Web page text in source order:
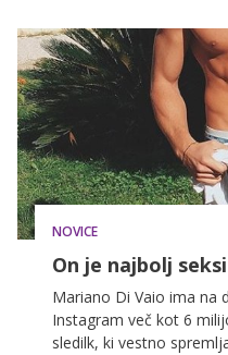
NOVICE
On je najbolj
Mariano Di Vaio ima na
Instagram več kot 6
sledilk, ki vestno